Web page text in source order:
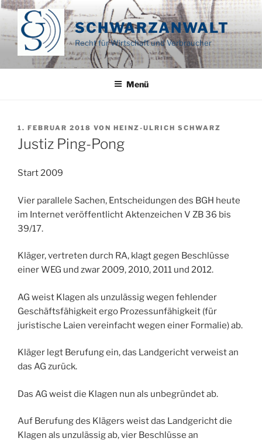
Zum
springen
SCHWARZANWALT
Recht für Wirtschaft und Verbraucher
Menü
VERÖFFENTLICHT
AM
1. FEBRUAR 2018 VON HEINZ-ULRICH SCHWARZ
Justiz Ping-Pong
Start 2009
Vier parallele Sachen, Entscheidungen des BGH heute
im Internet veröffentlicht Aktenzeichen V ZB 36 bis
39/17.
Kläger, vertreten durch RA, klagt gegen Beschlüsse
einer WEG und zwar 2009, 2010, 2011 und 2012.
AG weist Klagen als unzulässig wegen fehlender
Geschäftsfähigkeit ergo Prozessunfähigkeit (für
juristische Laien vereinfacht wegen einer Formalie) ab.
Kläger legt Berufung ein, das Landgericht verweist an
das AG zurück.
Das AG weist die Klagen nun als unbegründet ab.
Auf Berufung des Klägers weist das Landgericht die
Klagen als unzulässig ab, vier Beschlüsse an